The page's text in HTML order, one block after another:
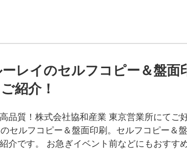
レイのセルフコピー＆盤面
紹介！
品質！株式会社協和産業 東京営業所にてご
セルフコピー＆盤面印刷。セルフコピー＆
介です。 お急ぎイベント前などにもおすす